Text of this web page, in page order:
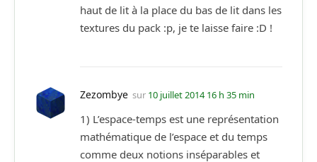
haut de lit à la place du bas de lit dans les
textures du pack :p, je te laisse faire :D !
Zezombye sur 10 juillet 2014 16 h 35 min
1) L’espace-temps est une représentation
mathématique de l’espace et du temps
comme deux notions inséparables et